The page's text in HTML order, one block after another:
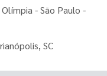
- São Paulo -
SC